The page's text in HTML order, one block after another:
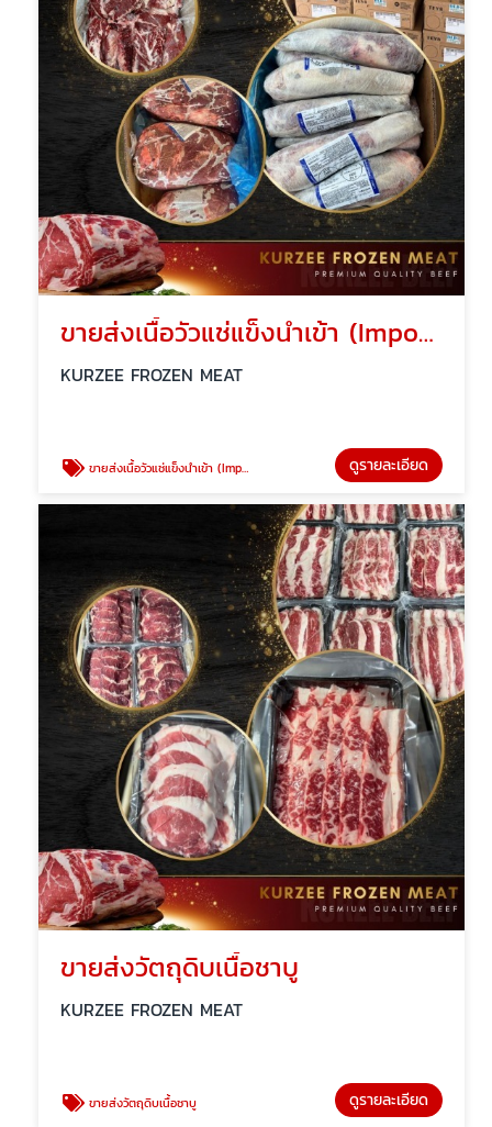
ขายส่งเนื้อวัวแช่แข็งนำเข้า (Imported Frozen Beef Australia Argentina)
KURZEE FROZEN MEAT
ขายส่งเนื้อวัวแช่แข็งนำเข้า (Imported Frozen Beef Australia Argentina) ดูรายละเอียด
ขายส่งวัตถุดิบเนื้อชาบู
KURZEE FROZEN MEAT
ขายส่งวัตถุดิบเนื้อชาบู ดูรายละเอียด